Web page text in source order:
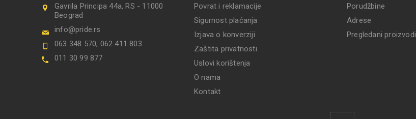
Gavrila Principa 44a, RS - 11000
Beograd
info@pride.rs
063 348 570, 062 411 803
011 30 99 877
Povrat i reklamacije
Sigurnost plaćanja
Izjava o konverziji
Zaštita privatnosti
Uslovi korištenja
O nama
Kontakt
Porudžbine
Adrese
Pregledani proizvodi